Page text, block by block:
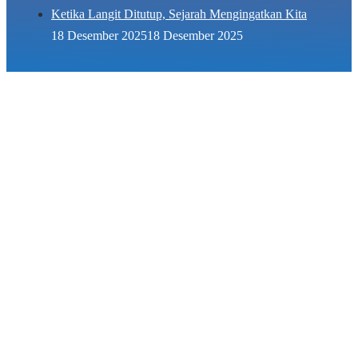
Ketika Langit Ditutup, Sejarah Mengingatkan Kita
18 Desember 202518 Desember 2025